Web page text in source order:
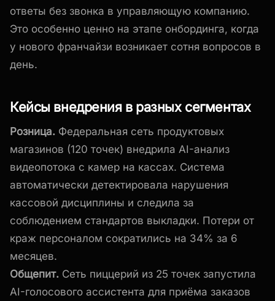
ответы без звонка в управляющую компанию.
Это особенно ценно на этапе онбординга, когда
у нового франчайзи возникает сотня вопросов в
день.
Кейсы внедрения в разных сегментах
Розница. Федеральная сеть продуктовых
магазинов (120 точек) внедрила AI-анализ
видеопотока с камер на кассах. Система
автоматически детектировала нарушения
кассовой дисциплины и следила за
соблюдением стандартов выкладки. Потери от
краж персоналом сократились на 34% за 6
месяцев.
Общепит. Сеть пиццерий из 25 точек запустила
AI-голосового ассистента для приёма заказов